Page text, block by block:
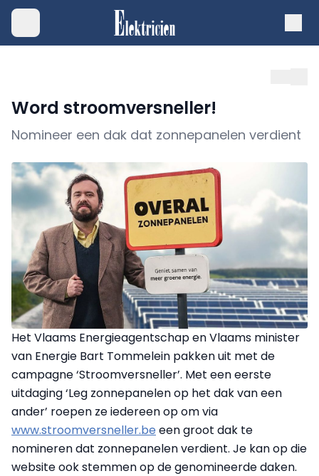
Word stroomversneller!
Nomineer een dak dat zonnepanelen verdient
Het Vlaams Energieagentschap en Vlaams minister
van Energie Bart Tommelein pakken uit met de
campagne ‘Stroomversneller’. Met een eerste
uitdaging ‘Leg zonnepanelen op het dak van een
ander’ roepen ze iedereen op om via
www.stroomversneller.be een groot dak te
nomineren dat zonnepanelen verdient. Je kan op die
website ook stemmen op de genomineerde daken.